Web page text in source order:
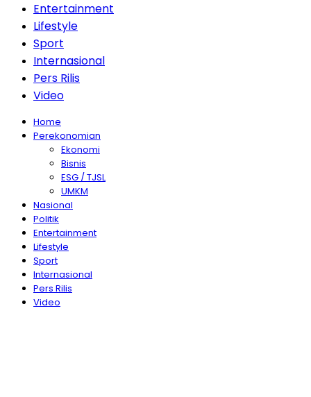
Entertainment
Lifestyle
Sport
Internasional
Pers Rilis
Video
Home
Perekonomian
Ekonomi
Bisnis
ESG / TJSL
UMKM
Nasional
Politik
Entertainment
Lifestyle
Sport
Internasional
Pers Rilis
Video